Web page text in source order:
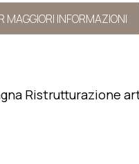
MAGGIORI INFORMAZIONI